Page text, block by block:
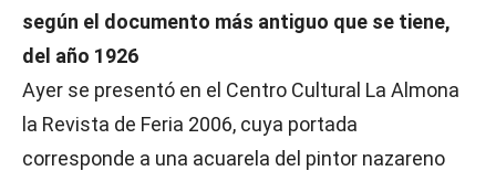
según el documento más antiguo que se tiene,
del año 1926
Ayer se presentó en el Centro Cultural La Almona
la Revista de Feria 2006, cuya portada
corresponde a una acuarela del pintor nazareno